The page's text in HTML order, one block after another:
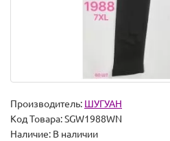
Производитель: ШУГУАН
Код Товара:SGW1988WN
Наличие: В наличии